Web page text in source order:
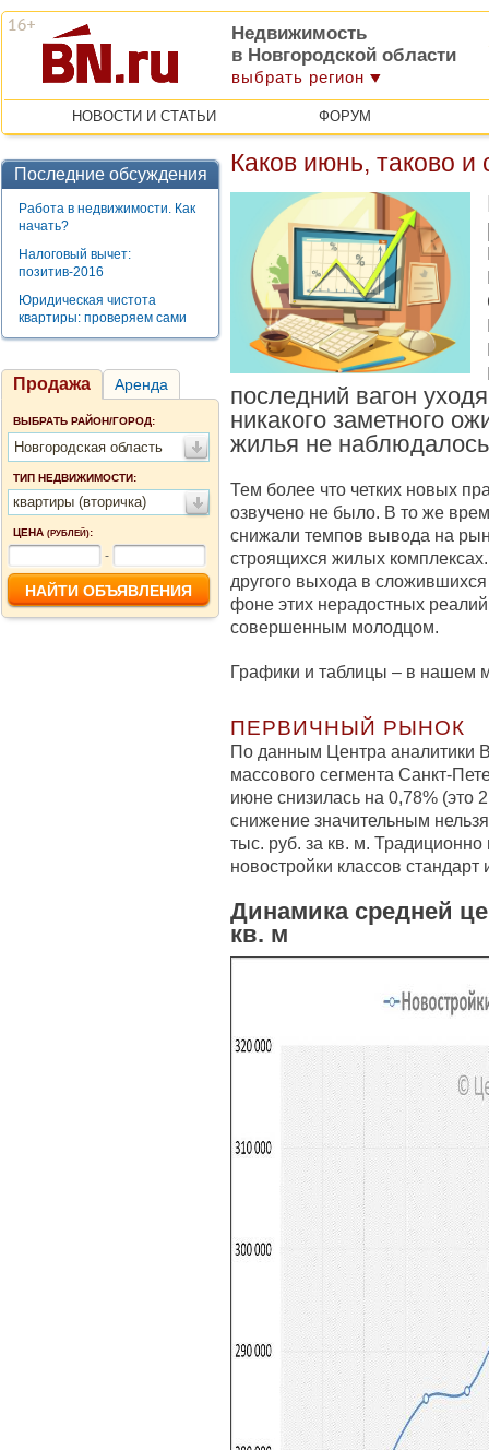
Недвижимость
в Новгородской области
выбрать регион
НОВОСТИ И СТАТЬИ ФОРУМ
Последние обсуждения
Работа в недвижимости. Как
начать?
Налоговый вычет:
позитив-2016
Юридическая чистота
квартиры: проверяем сами
Продажа Аренда
ВЫБРАТЬ РАЙОН/ГОРОД:
Новгородская область
ТИП НЕДВИЖИМОСТИ:
квартиры (вторичка)
ЦЕНА (РУБЛЕЙ):
-
Каков июнь, таково и
последний вагон
никакого заметного
жилья не
Тем более что четких новых
озвучено не было. В то же
снижали темпов вывода на
строящихся жилых
другого выхода в
фоне этих нерадостных
совершенным молодцом.
Графики и таблицы – в нашем
ПЕРВИЧНЫЙ РЫНОК
По данным Центра аналитики
массового сегмента Санкт-
июне снизилась на 0,78% (это
снижение значительным
тыс. руб. за кв. м. Традиционно
новостройки классов стандарт
Динамика средней
кв. м